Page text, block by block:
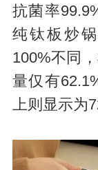
抗菌率
纯钛板炒
100%不同
量仅有
上则显示为